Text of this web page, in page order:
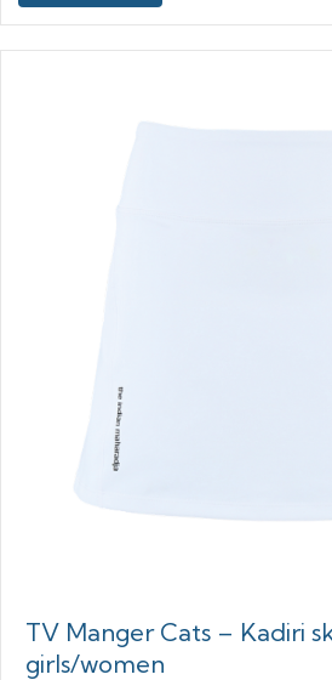
TV Manger Cats – Kadiri
girls/women